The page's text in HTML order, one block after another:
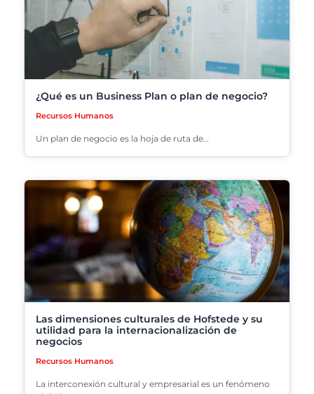
¿Qué es un Business Plan o plan de negocio?
Recursos Humanos
Un plan de negocio es la hoja de ruta de…
Las dimensiones culturales de Hofstede y su
utilidad para la internacionalización de
negocios
Recursos Humanos
La interconexión cultural y empresarial es un fenómeno